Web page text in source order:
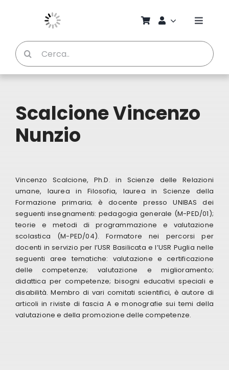
Toggle
Chi
Riviste
Eventi
Cerca
per:
Scalcione Vincenzo
Nunzio
Vincenzo Scalcione, Ph.D. in Scienze delle Relazioni
umane, laurea in Filosofia, laurea in Scienze della
Formazione primaria; è docente presso UNIBAS dei
seguenti insegnamenti: pedagogia generale (M-PED/01);
teorie e metodi di programmazione e valutazione
scolastica (M-PED/04). Formatore nei percorsi per
docenti in servizio per l’USR Basilicata e l’USR Puglia nelle
seguenti aree tematiche: valutazione e certificazione
delle competenze; valutazione e miglioramento;
didattica per competenze; bisogni educativi speciali e
disabilità. Membro di vari comitati scientifici, è autore di
articoli in riviste di fascia A e monografie sui temi della
valutazione e della promozione delle competenze.